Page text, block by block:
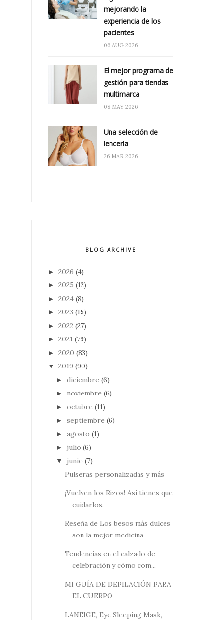
mejorando la
experiencia de los
pacientes
06 AUG 2026
El mejor programa de
gestión para tiendas
multimarca
08 MAY 2026
Una selección de
lencería
26 MAR 2026
BLOG ARCHIVE
► 2026 (4)
► 2025 (12)
► 2024 (8)
► 2023 (15)
► 2022 (27)
► 2021 (79)
► 2020 (83)
▼ 2019 (90)
► diciembre (6)
► noviembre (6)
► octubre (11)
► septiembre (6)
► agosto (1)
► julio (6)
▼ junio (7)
Pulseras personalizadas y más
¡Vuelven los Rizos! Así tienes que
cuidarlos.
Reseña de Los besos más dulces
son la mejor medicina
Tendencias en el calzado de
celebración y cómo com...
MI GUÍA DE DEPILACIÓN PARA
EL CUERPO
LANEIGE, Eye Sleeping Mask,